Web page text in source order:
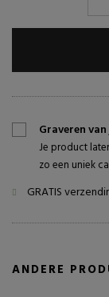
Graveren
Je product
zo een uniek
GRATIS
ANDERE